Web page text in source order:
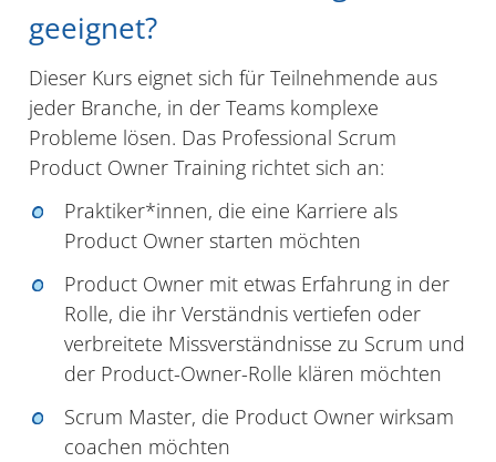
geeignet?
Dieser Kurs eignet sich für Teilnehmende aus
jeder Branche, in der Teams komplexe
Probleme lösen. Das Professional Scrum
Product Owner Training richtet sich an:
Praktiker*innen, die eine Karriere als
Product Owner starten möchten
Product Owner mit etwas Erfahrung in der
Rolle, die ihr Verständnis vertiefen oder
verbreitete Missverständnisse zu Scrum und
der Product-Owner-Rolle klären möchten
Scrum Master, die Product Owner wirksam
coachen möchten